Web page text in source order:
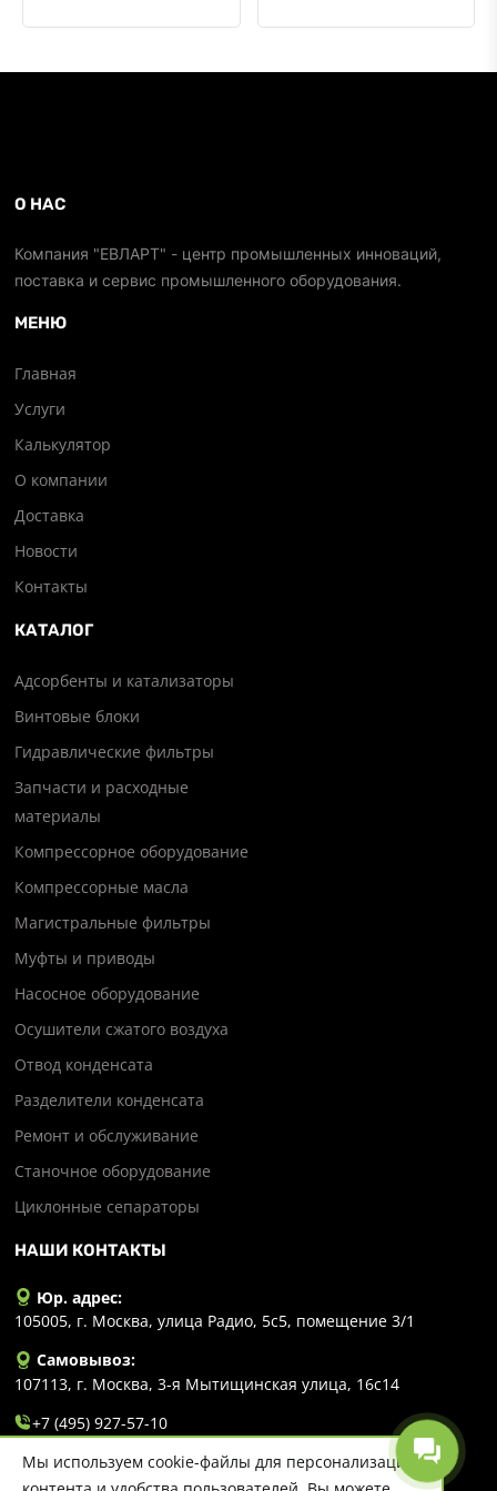
О НАС
Компания "ЕВЛАРТ" - центр промышленных инноваций,
поставка и сервис промышленного оборудования.
МЕНЮ
Главная
Услуги
Калькулятор
О компании
Доставка
Новости
Контакты
КАТАЛОГ
Адсорбенты и катализаторы
Винтовые блоки
Гидравлические фильтры
Запчасти и расходные
материалы
Компрессорное оборудование
Компрессорные масла
Магистральные фильтры
Муфты и приводы
Насосное оборудование
Осушители сжатого воздуха
Отвод конденсата
Разделители конденсата
Ремонт и обслуживание
Станочное оборудование
Циклонные сепараторы
НАШИ КОНТАКТЫ
Юр. адрес:
105005, г. Москва, улица Радио, 5с5, помещение 3/1
Самовывоз:
107113, г. Москва, 3-я Мытищинская улица, 16с14
+7 (495) 927-57-10
info@evlart.ru
Мы используем cookie-файлы для персонализации